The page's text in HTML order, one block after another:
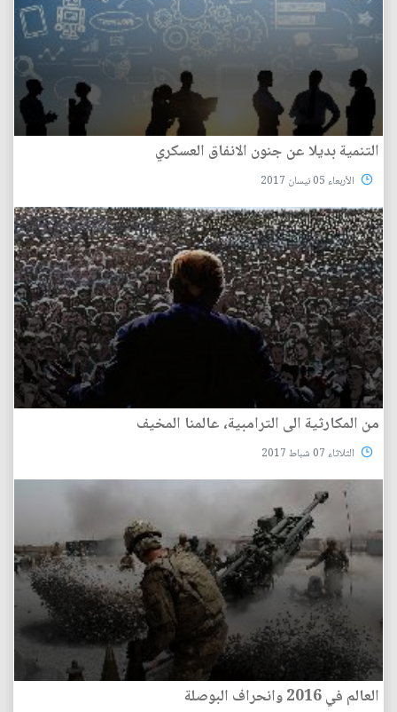
التنمية بديلا عن جنون الانفاق العسكري
الأربعاء 05 نيسان 2017
من المكارثية الى الترامبية، عالمنا المخيف
الثلاثاء 07 شباط 2017
العالم في 2016 وانحراف البوصلة